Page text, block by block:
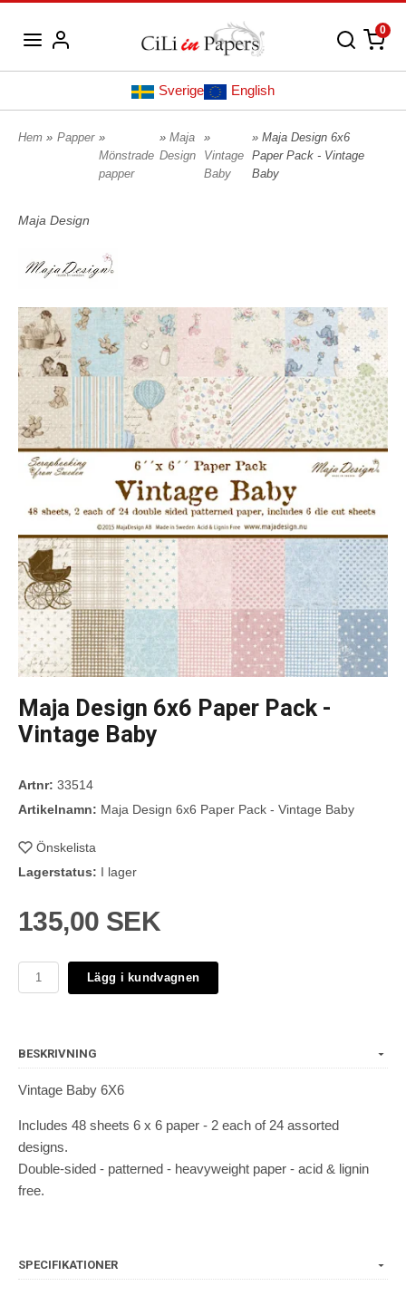
0
Sverige English
Hem » Papper »
Mönstrade
papper
» Maja
Design
»
Vintage
Baby
» Maja Design 6x6
Paper Pack - Vintage
Baby
Maja Design
Maja Design 6x6 Paper Pack -
Vintage Baby
Artnr: 33514
Artikelnamn: Maja Design 6x6 Paper Pack - Vintage Baby
Önskelista
Lagerstatus: I lager
135,00 SEK
Lägg i kundvagnen
BESKRIVNING
Vintage Baby 6X6
Includes 48 sheets 6 x 6 paper - 2 each of 24 assorted
designs.
Double-sided - patterned - heavyweight paper - acid & lignin
free.
SPECIFIKATIONER